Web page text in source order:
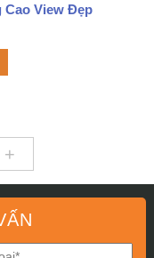
Cao View Đẹp
+